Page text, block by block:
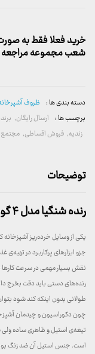
خرید فعلا فقط به
شعب مجموعه مراجعه
دسته بندی ها : ظروف
برچسب ها : ارسال رایگان,
زندیه, فروش اقساطی, مجتمع
توضیحات
رنده شنگیا مدل ۴ گوش H0402
یکی از وسایل خرده‌ریز
جزو ابزارهای پرکاربرد در
نقش بسیار مهمی در سرعت کارها
رنده‌های دستی باید دقت بخرج
طولانی بدون اینکه کند شود
تیغه‌ی استیل و ظاهری ساده
است. جنس استیل آن ضد زنگ